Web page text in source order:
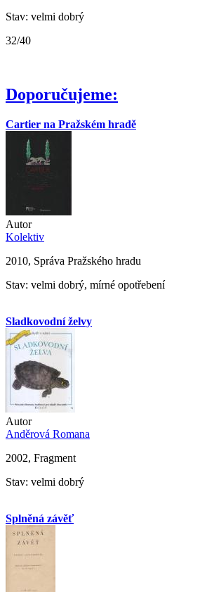
Stav: velmi dobrý
32/40
Doporučujeme:
Cartier na Pražském hradě
Autor
Kolektiv
2010, Správa Pražského hradu
Stav: velmi dobrý, mírné opotřebení
Sladkovodní želvy
Autor
Anděrová Romana
2002, Fragment
Stav: velmi dobrý
Splněná závěť